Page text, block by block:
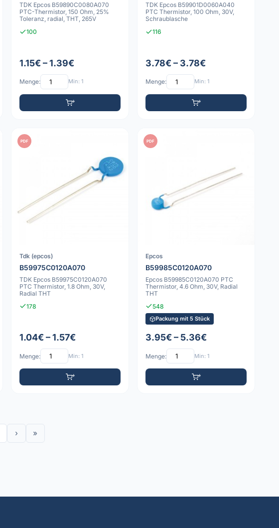
TDK Epcos B59890C0080A070
PTC-Thermistor, 150 Ohm, 25%
Toleranz, radial, THT, 265V
100
1.15€ – 1.39€
Menge: Min: 1
TDK Epcos B59901D0060A040
PTC Thermistor, 100 Ohm, 30V,
Schraublasche
116
3.78€ – 3.78€
Menge: Min: 1
PDF
Tdk (epcos)
B59975C0120A070
TDK Epcos B59975C0120A070
PTC Thermistor, 1.8 Ohm, 30V,
Radial THT
178
1.04€ – 1.57€
Menge: Min: 1
PDF
Epcos
B59985C0120A070
Epcos B59985C0120A070 PTC
Thermistor, 4.6 Ohm, 30V, Radial
THT
548
Packung mit 5 Stück
3.95€ – 5.36€
Menge: Min: 1
› »